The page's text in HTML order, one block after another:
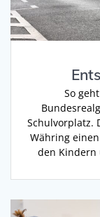
So
Schulvorplatz.
Währing
den Kindern